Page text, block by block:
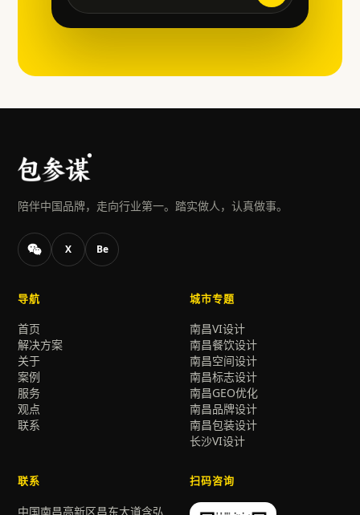
陪伴中国品牌，走向行业第一。踏实做人，认真做事。
X Be
导航
首页
解决方案
关于
案例
服务
观点
联系
城市专题
南昌VI设计
南昌餐饮设计
南昌空间设计
南昌标志设计
南昌GEO优化
南昌品牌设计
南昌包装设计
长沙VI设计
联系
中国南昌高新区昌东大道含弘
扫码咨询